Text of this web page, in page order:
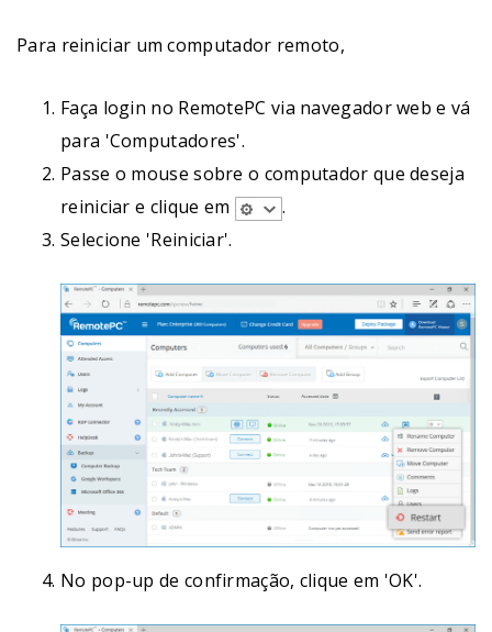
Para reiniciar um computador remoto,
Faça login no RemotePC via navegador web e vá
para 'Computadores'.
Passe o mouse sobre o computador que deseja
reiniciar e clique em
.
Selecione 'Reiniciar'.
No pop-up de confirmação, clique em 'OK'.